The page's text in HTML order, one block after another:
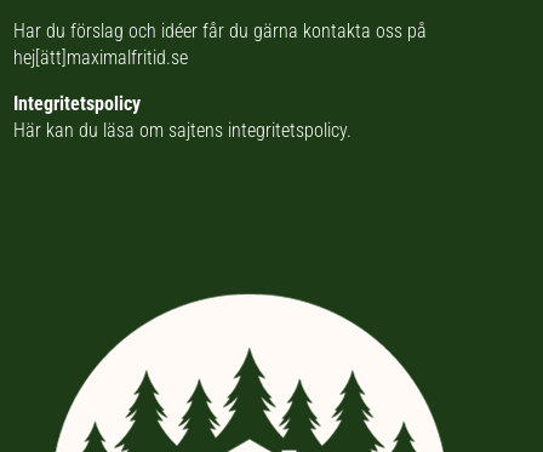
Har du förslag och idéer får du gärna kontakta oss på
hej[ätt]maximalfritid.se
Integritetspolicy
Här kan du läsa om sajtens integritetspolicy.